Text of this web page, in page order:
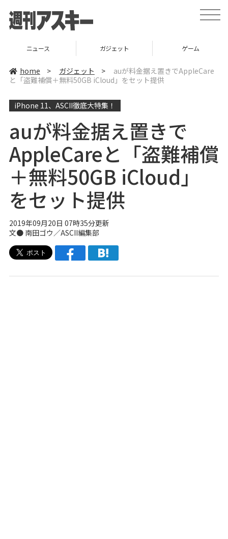
t
o
v
ニュース ガジェット ゲーム
home > ガジェット >
auが料金据え置きでAppleCare
と「盗難補償＋無料50GB iCloud」をセット提供
iPhone 11、ASCII徹底大特集！
auが料金据え置きで
AppleCareと「盗難補償
＋無料50GB iCloud」
をセット提供
2019年09月20日 07時35分更新
文● 南田ゴウ／ASCII編集部